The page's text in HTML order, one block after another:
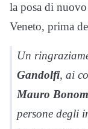
la posa di
Veneto, prima
Un
Gandolfi, ai
Mauro
persone degli